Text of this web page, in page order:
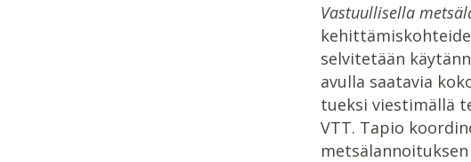
Vastuullisella
selvitetään
avulla saatavia
tueksi viestimällä
VTT. Tapio